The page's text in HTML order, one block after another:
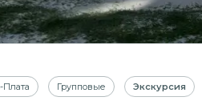
Плата Групповые Экскурсия